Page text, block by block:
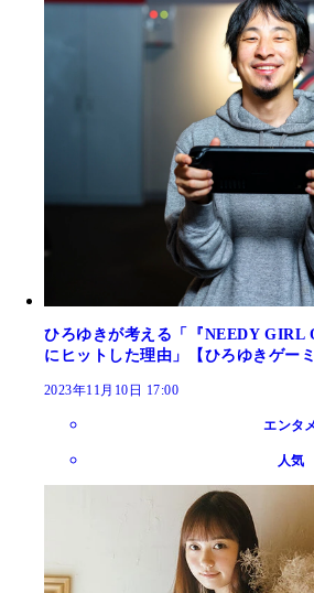
ひろゆきが考える「『NEEDY GIRL
にヒットした理由」【ひろゆきゲー
2023年11月10日 17:00
エンタ
人気